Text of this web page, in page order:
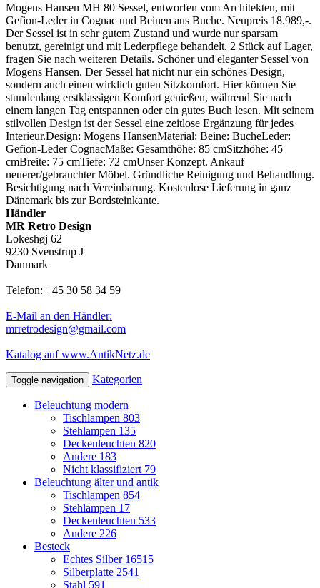
Mogens Hansen MH 80 Sessel, entworfen vom Architekten, mit
Gefion-Leder in Cognac und Beinen aus Buche. Neupreis 18.989,-.
Der Sessel ist in sehr gutem Zustand und wurde nur sparsam
benutzt, gereinigt und mit Lederpflege behandelt. 2 Stück auf Lager,
fragen Sie nach weiteren Details. Schöner und eleganter Sessel von
Mogens Hansen. Der Sessel hat nicht nur ein schönes Design,
sondern auch einen wirklich guten Sitzkomfort. Hier können Sie
stundenlang erstklassigen Komfort genießen, während Sie nach
einem langen Tag entspannen oder ein gutes Buch lesen. Mit seinem
stilvollen Design ist der Sessel eine zeitlose Ergänzung für jedes
Interieur.Design: Mogens HansenMaterial: Beine: BucheLeder:
Gefion-Leder CognacMaße: Gesamthöhe: 85 cmSitzhöhe: 45
cmBreite: 75 cmTiefe: 72 cmUnser Konzept. Ankauf
neuerer/gebrauchter Möbel. Gründliche Reinigung und Behandlung.
Besichtigung nach Vereinbarung. Kostenlose Lieferung in ganz
Dänemark bis zur Bordsteinkante.
Händler
MR Retro Design
Lokeshøj 62
9230 Svenstrup J
Danmark
Telefon: +45 30 58 34 59
E-Mail an den Händler:
mrretrodesign@gmail.com
Katalog auf www.AntikNetz.de
Toggle navigation Kategorien
Beleuchtung modern
Tischlampen 803
Stehlampen 135
Deckenleuchten 820
Andere 183
Nicht klassifiziert 79
Beleuchtung älter und antik
Tischlampen 854
Stehlampen 17
Deckenleuchten 533
Andere 226
Besteck
Echtes Silber 16515
Silberplatte 2541
Stahl 591